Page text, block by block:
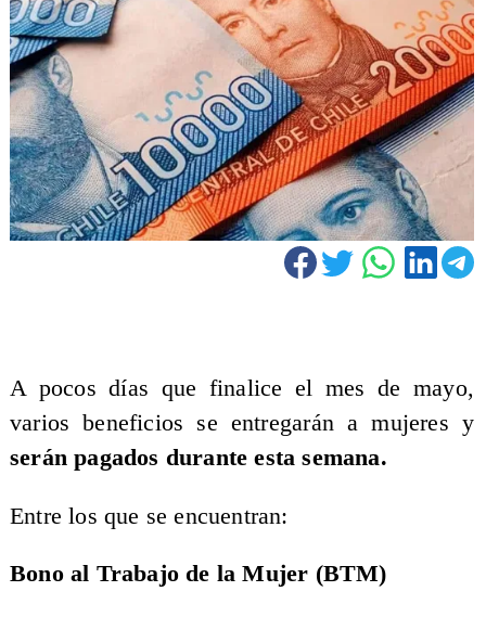
A pocos días que finalice el mes de mayo,
varios beneficios se entregarán a mujeres y
serán pagados durante esta semana.
Entre los que se encuentran:
Bono al Trabajo de la Mujer (BTM)